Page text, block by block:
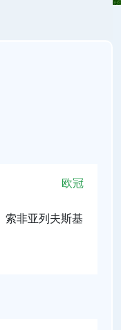
欧冠
索非亚列夫斯基